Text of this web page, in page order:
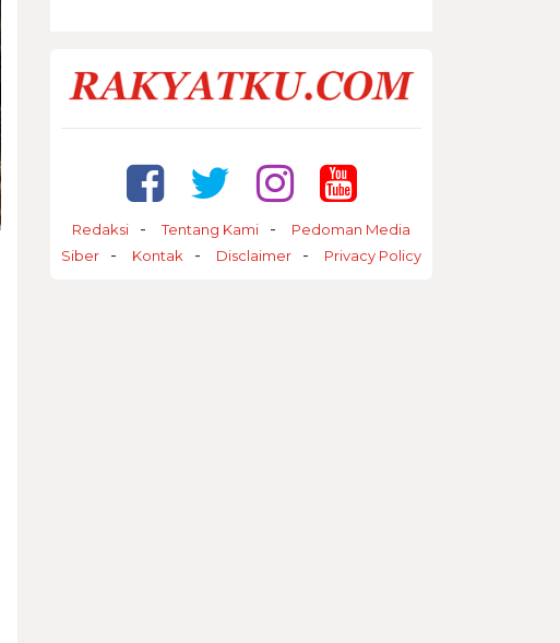
Redaksi Tentang Kami
Pedoman Media
Siber
Kontak Disclaimer Privacy Policy